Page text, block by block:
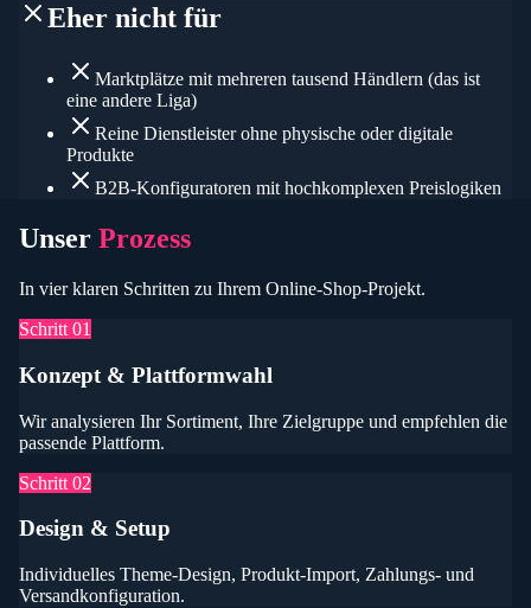
Eher nicht für
Marktplätze mit mehreren tausend Händlern (das ist
eine andere Liga)
Reine Dienstleister ohne physische oder digitale
Produkte
B2B-Konfiguratoren mit hochkomplexen Preislogiken
Unser Prozess
In vier klaren Schritten zu Ihrem Online-Shop-Projekt.
Schritt 01
Konzept & Plattformwahl
Wir analysieren Ihr Sortiment, Ihre Zielgruppe und empfehlen die
passende Plattform.
Schritt 02
Design & Setup
Individuelles Theme-Design, Produkt-Import, Zahlungs- und
Versandkonfiguration.